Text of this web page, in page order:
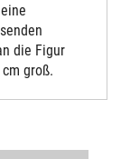
die Figur
groß.